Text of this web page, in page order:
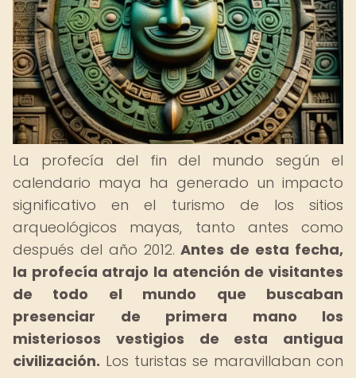
La profecía del fin del mundo según el
calendario maya ha generado un impacto
significativo en el turismo de los sitios
arqueológicos mayas, tanto antes como
después del año 2012.Antes de esta fecha,
la profecía atrajo la atención de visitantes
de todo el mundo que buscaban
presenciar de primera mano los
misteriosos vestigios de esta antigua
civilización. Los turistas se maravillaban con